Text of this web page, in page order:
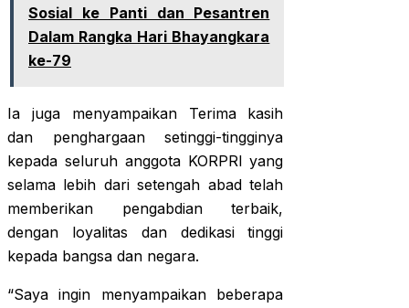
Sosial ke Panti dan Pesantren
Dalam Rangka Hari Bhayangkara
ke-79
Ia juga menyampaikan Terima kasih
dan penghargaan setinggi-tingginya
kepada seluruh anggota KORPRI yang
selama lebih dari setengah abad telah
memberikan pengabdian terbaik,
dengan loyalitas dan dedikasi tinggi
kepada bangsa dan negara.
“Saya ingin menyampaikan beberapa